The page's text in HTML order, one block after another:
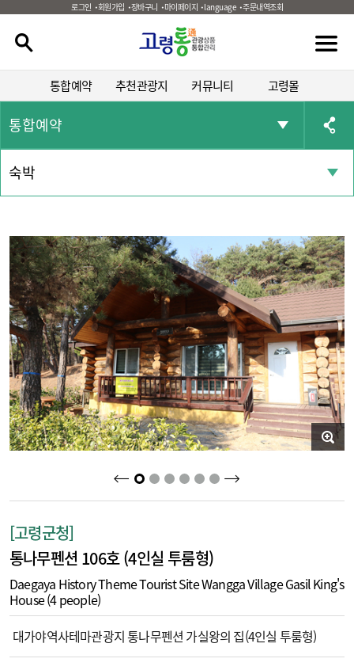
로그인 회원가입 장바구니 마이페이지 language 주문내역조회
통합예약 추천관광지 커뮤니티 고령몰
통합예약
숙박
2 3 4 5 6
[고령군청]
통나무펜션 106호 (4인실 투룸형)
Daegaya History Theme Tourist Site Wangga Village Gasil King's
House (4 people)
대가야역사테마관광지 통나무펜션 가실왕의 집(4인실 투룸형)